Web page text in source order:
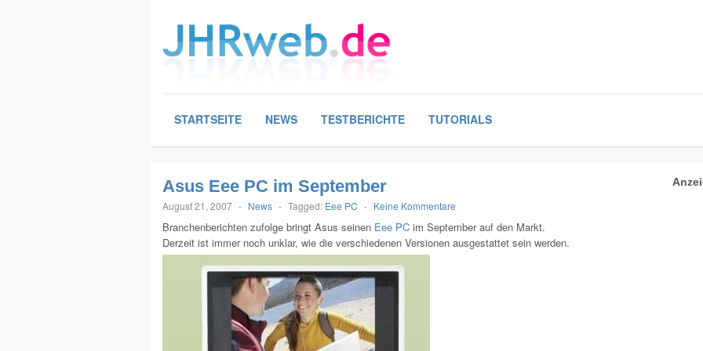
STARTSEITE NEWS TESTBERICHTE TUTORIALS
Asus Eee PC im September
August 21, 2007 - News - Tagged: Eee PC - Keine Kommentare
Branchenberichten zufolge bringt Asus seinen Eee PC im September auf den Markt.
Derzeit ist immer noch unklar, wie die verschiedenen Versionen ausgestattet sein werden.